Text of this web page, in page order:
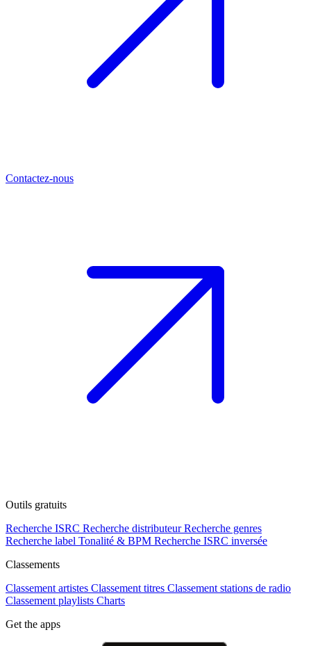
Contactez-nous
Outils gratuits
Recherche ISRC Recherche distributeur Recherche genres
Recherche label Tonalité & BPM Recherche ISRC inversée
Classements
Classement artistes Classement titres Classement stations de radio
Classement playlists Charts
Get the apps